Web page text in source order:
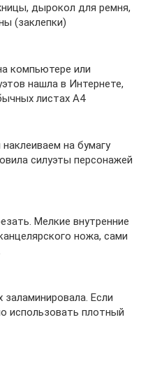
дырокол для ремня,
(заклепки)
компьютере или
нашла в Интернете,
листах А4
на бумагу
силуэты персонажей
Мелкие внутренние
ножа, сами
заламинировала. Если
использовать плотный